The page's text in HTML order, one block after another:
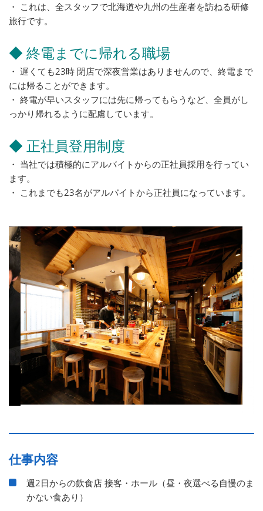
・ これは、全スタッフで北海道や九州の生産者を訪ねる研修
旅行です。
◆ 終電までに帰れる職場
・ 遅くても23時 閉店で深夜営業はありませんので、終電まで
には帰ることができます。
・ 終電が早いスタッフには先に帰ってもらうなど、全員がし
っかり帰れるように配慮しています。
◆ 正社員登用制度
・ 当社では積極的にアルバイトからの正社員採用を行ってい
ます。
・ これまでも23名がアルバイトから正社員になっています。
仕事内容
週2日からの飲食店 接客・ホール（昼・夜選べる自慢のま
かない食あり）